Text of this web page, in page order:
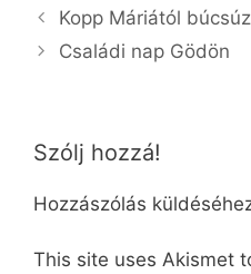
Kopp Máriától
Családi nap Gödön
Szólj hozzá!
Hozzászólás
This site uses Akismet